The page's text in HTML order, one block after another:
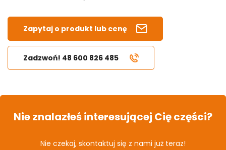
Zapytaj o produkt lub cenę
Zadzwoń! 48 600 826 485
Nie znalazłeś interesującej Cię części?
Nie czekaj, skontaktuj się z nami już teraz!